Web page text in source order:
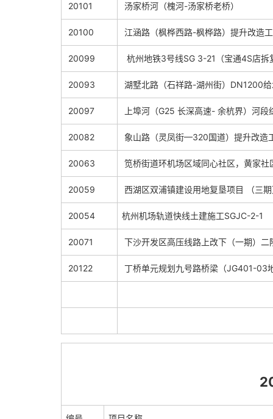
20101 汤家桥河（槐河-汤家桥老桥）
20100 江涵路（枫桦西路-枫桦路）提升改造
20099 杭州地铁3号线SG 3-21（宝通4S店拆
20093 湖墅北路（石祥路-湖州街）DN1200
20097 上埠河（G25 长深高速- 余杭界）河
20082 象山路（灵凤街—320国道）提升改造
20063 笕桥街道环机场区域同心社区，黄家
20059 西湖区双浦镇建设用地复垦项目 （三
20054 杭州机场轨道快线土建施工SGJC-2-1
20071 下沙开发区高压线路上改下（一期）
20122 丁桥单元规划九号路桥梁（JG401-03
2021年